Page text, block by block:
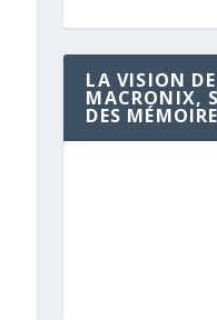
LA VISION
MACRONIX,
DES